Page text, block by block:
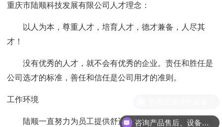
重庆市陆顺科技发展有限公司人才理念：
以人为本，尊重人才，培育人才，德才兼备，人尽其
才！
没有优秀的人才，就不会有优秀的企业。责任和胜任是
公司选才的标准，善任和信任是公司用才的准则。
工作环境
陆顺一直努力为员工提供舒适的办公、生活环境，解决
咨询产品售后、设备维修！